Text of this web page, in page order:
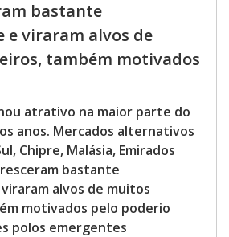
bastante
e viraram alvos de
também motivados
atrativo na maior parte do
anos. Mercados alternativos
Chipre, Malásia, Emirados
bastante
alvos de muitos
motivados pelo poderio
polos emergentes